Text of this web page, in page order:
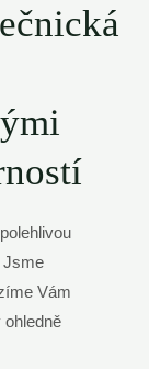
Jsme
Vám
ohledně